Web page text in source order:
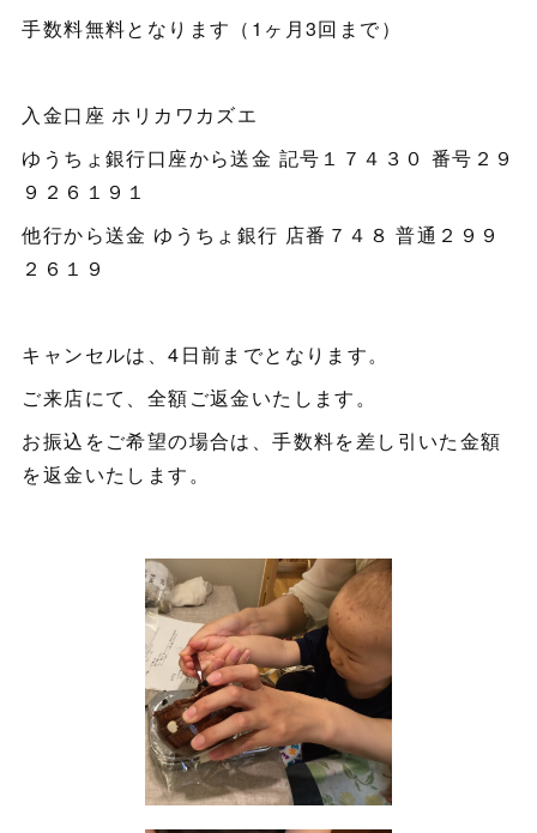
手数料無料となります（1ヶ月3回まで）
入金口座 ホリカワカズエ
ゆうちょ銀行口座から送金 記号１７４３０ 番号２９
９２６１９１
他行から送金 ゆうちょ銀行 店番７４８ 普通２９９
２６１９
キャンセルは、4日前までとなります。
ご来店にて、全額ご返金いたします。
お振込をご希望の場合は、手数料を差し引いた金額
を返金いたします。